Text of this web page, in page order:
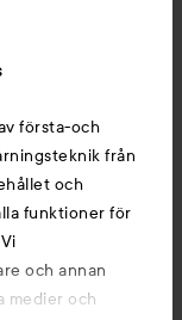
första-och
från
och
funktioner för
och annan
medier och